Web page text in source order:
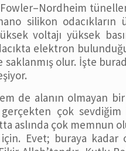
silikon
voltajı yüksek
elektron
olur. İşte
de alanın olmayan
gerçekten çok
aslında çok memnun
Evet; buraya